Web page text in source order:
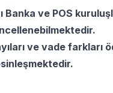
Banka ve POS
ve vade farkları